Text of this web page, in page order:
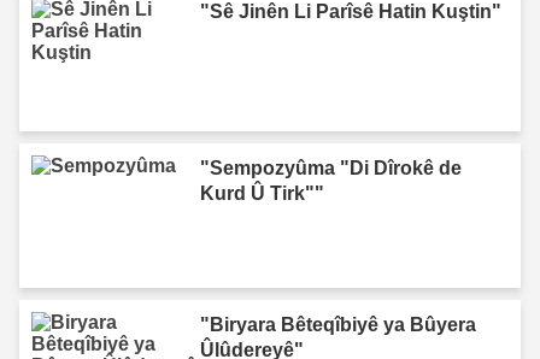
"Sê Jinên Li Parîsê Hatin Kuştin"
"Sempozyûma "Di Dîrokê de
Kurd Û Tirk""
"Biryara Bêteqîbiyê ya Bûyera
Ûlûdereyê"